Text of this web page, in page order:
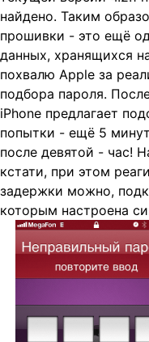
найдено. Таким
прошивки - это ещё
данных, хранящихся
похвалю Apple за
подбора пароля.
iPhone предлагает
попытки - ещё 5
после девятой - час!
кстати, при этом
задержки можно,
которым настроена